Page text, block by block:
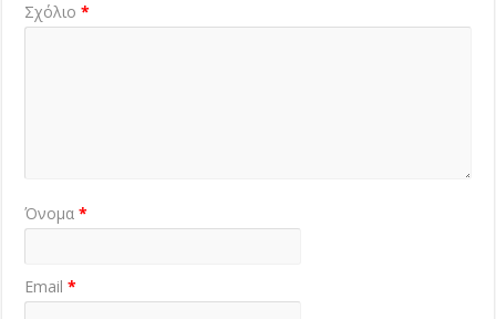
Σχόλιο*
Όνομα*
Email*